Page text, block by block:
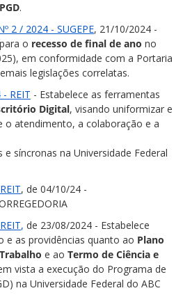
.
2 / 2024 - SUGEPE, 21/10/2024 -
o recesso de final de ano no
em conformidade com a Portaria
legislações correlatas.
REIT - Estabelece as ferramentas
Digital, visando uniformizar e
o atendimento, a colaboração e a
síncronas na Universidade Federal
, de 04/10/24 -
, de 23/08/2024 - Estabelece
e as providências quanto ao Plano
e ao Termo de Ciência e
vista a execução do Programa de
na Universidade Federal do ABC